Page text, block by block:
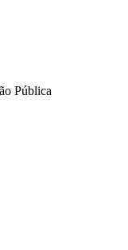
Pública